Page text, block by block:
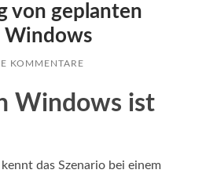
von geplanten
Windows
KOMMENTARE
Windows ist
das Szenario bei einem